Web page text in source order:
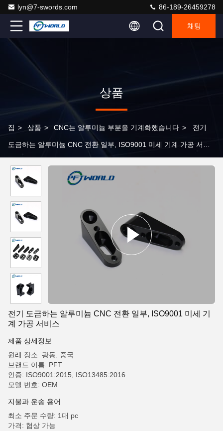
lyn@7-swords.com 86-189-26459278
채팅
상품
집 > 상품 > CNC는 알루미늄 부분을 기계화했습니다 > 전기
도금하는 알루미늄 CNC 전환 일부, ISO9001 미세 기계 가공 서비
전기 도금하는 알루미늄 CNC 전환 일부, ISO9001 미세 기
계 가공 서비스
제품 상세정보
원래 장소: 광동, 중국
브랜드 이름: PFT
인증: ISO9001:2015, ISO13485:2016
모델 번호: OEM
지불과 운송 용어
최소 주문 수량: 1대 pc
가격: 협상 가능